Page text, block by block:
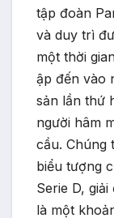
tập đoàn
và duy trì
một thời
ập đến vào
sản lần thứ
người hâm
cầu. Chúng
biểu tượng
Serie D,
là một